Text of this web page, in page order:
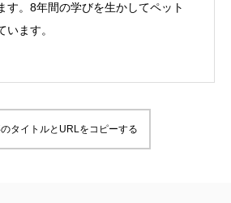
す。8年間の学びを生かしてペット
います。
タイトルとURLをコピーする